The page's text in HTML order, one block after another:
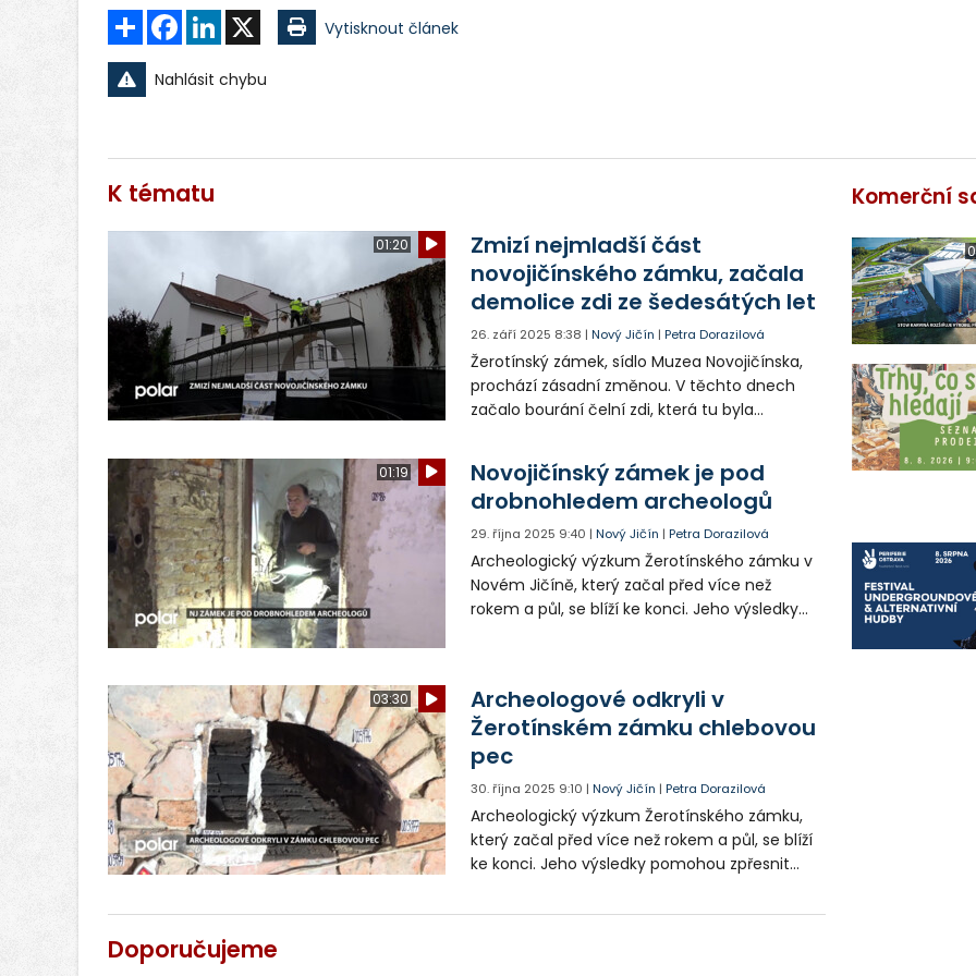
Sdílet FacebookLinkedIn Vytisknout článek
Nahlásit chybu
K tématu
01:20
Zmizí nejmladší část
novojičínského zámku, začala
demolice zdi ze šedesátých let
26. září 2025 8:38 |Nový Jičín |Petra Dorazilová
Žerotínský zámek, sídlo Muzea Novojičínska,
prochází zásadní změnou. V těchto dnech
začalo bourání čelní zdi, která tu byla
01:19
Novojičínský zámek je pod
drobnohledem archeologů
29. října 2025 9:40 |Nový Jičín |Petra Dorazilová
Archeologický výzkum Žerotínského zámku v
Novém Jičíně, který začal před více než
rokem a půl, se blíží ke konci. Jeho výsledky
03:30
Archeologové odkryli v
Žerotínském zámku chlebovou
pec
30. října 2025 9:10 |Nový Jičín |Petra Dorazilová
Archeologický výzkum Žerotínského zámku,
který začal před více než rokem a půl, se blíží
ke konci. Jeho výsledky pomohou zpřesnit
z konce 14. století.
Doporučujeme
Komerční